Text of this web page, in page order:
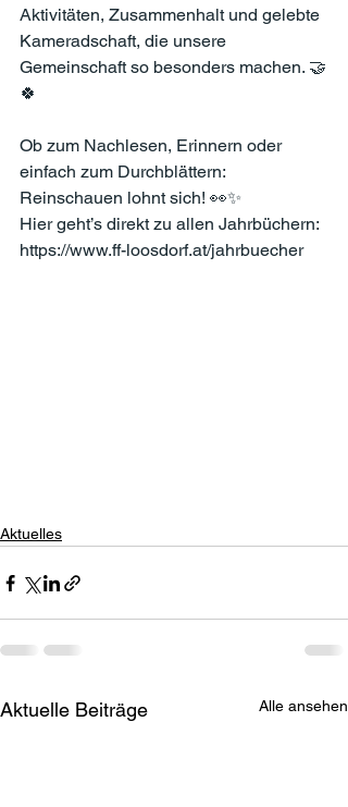
Aktivitäten, Zusammenhalt und gelebte
Kameradschaft, die unsere
Gemeinschaft so besonders machen. 🤝
🍀
Ob zum Nachlesen, Erinnern oder
einfach zum Durchblättern:
Reinschauen lohnt sich! 👀✨
Hier geht’s direkt zu allen Jahrbüchern:
https://www.ff-loosdorf.at/jahrbuecher
Aktuelles
Aktuelle Beiträge Alle ansehen